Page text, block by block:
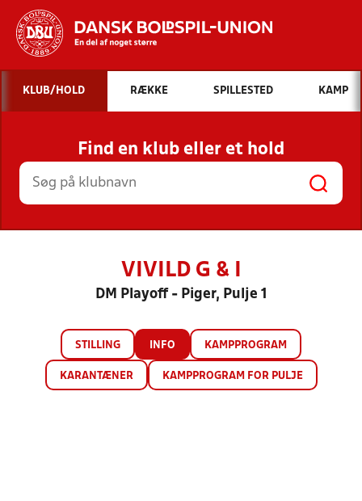
Hvad vil du søge efter?
INDHOLD OG NYHEDER
STILLINGER, RESULTATER, KLUBBER OG
HOLD
KLUB/HOLD RÆKKE SPILLESTED KAMP
Find en klub eller et hold
VIVILD G & I
DM Playoff - Piger, Pulje 1
STILLING INFO KAMPPROGRAM
KARANTÆNER KAMPPROGRAM FOR PULJE